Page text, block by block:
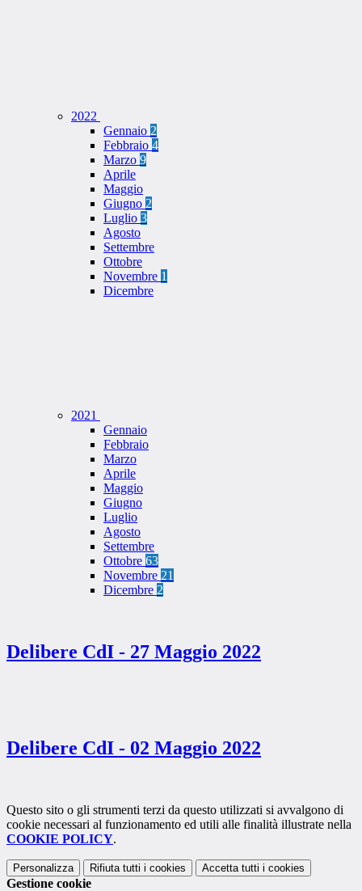
2022
Gennaio 2
Febbraio 4
Marzo 9
Aprile
Maggio
Giugno 2
Luglio 3
Agosto
Settembre
Ottobre
Novembre 1
Dicembre
2021
Gennaio
Febbraio
Marzo
Aprile
Maggio
Giugno
Luglio
Agosto
Settembre
Ottobre 63
Novembre 21
Dicembre 2
Delibere CdI - 27 Maggio 2022
Delibere CdI - 02 Maggio 2022
Questo sito o gli strumenti terzi da questo utilizzati si avvalgono di
cookie necessari al funzionamento ed utili alle finalità illustrate nella
COOKIE POLICY.
Personalizza Rifiuta tutti i cookies Accetta tutti i cookies
Gestione cookie